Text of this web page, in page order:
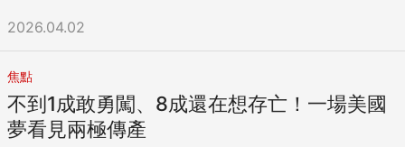
2026.04.02
焦點
不到1成敢勇闖、8成還在想存亡！一場美國
夢看見兩極傳產